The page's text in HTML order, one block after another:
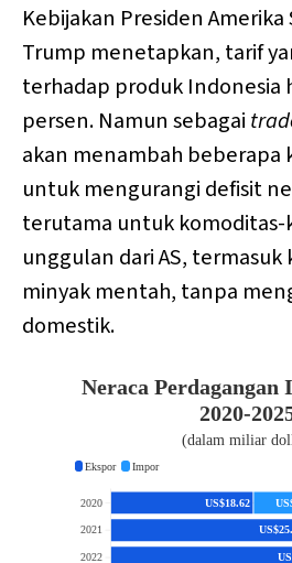
Kebijakan Presiden
Trump menetapkan, tarif
terhadap produk Indonesia
persen. Namun sebagai
akan menambah beberapa
untuk mengurangi defisit
terutama untuk komoditas-
unggulan dari AS, termasuk
minyak mentah, tanpa
domestik.